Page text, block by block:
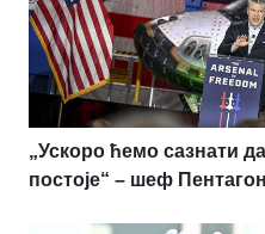
„Ускоро ћемо сазнати
постоје“ – шеф